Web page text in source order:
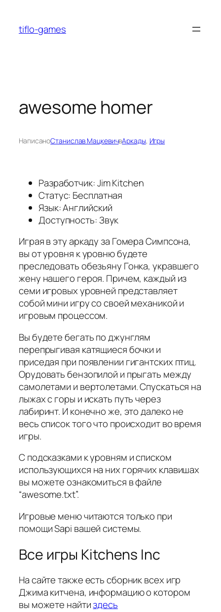
содержимому
tiflo-games
awesome homer
НаписаноСтанислав МацкевичвАркады, Игры
Разработчик: Jim Kitchen
Статус: Бесплатная
Язык: Английский
Доступность: Звук
Играя в эту аркаду за Гомера Симпсона,
вы от уровня к уровню будете
преследовать обезьяну Гонка, укравшего
жену нашего героя. Причем, каждый из
семи игровых уровней представляет
собой мини игру со своей механикой и
игровым процессом.
Вы будете бегать по джунглям
перепрыгивая катящиеся бочки и
приседая при появлении гигантских птиц.
Орудовать бензопилой и прыгать между
самолетами и вертолетами. Спускаться на
лыжах с горы и искать путь через
лабиринт. И конечно же, это далеко не
весь список того что происходит во время
игры.
С подсказками к уровням и списком
использующихся на них горячих клавишах
вы можете ознакомиться в файле
“awesome.txt”.
Игровые меню читаются только при
помощи Sapi вашей системы.
Все игры Kitchens Inc
На сайте также есть сборник всех игр
Джима китчена, информацию о котором
вы можете найтиздесь